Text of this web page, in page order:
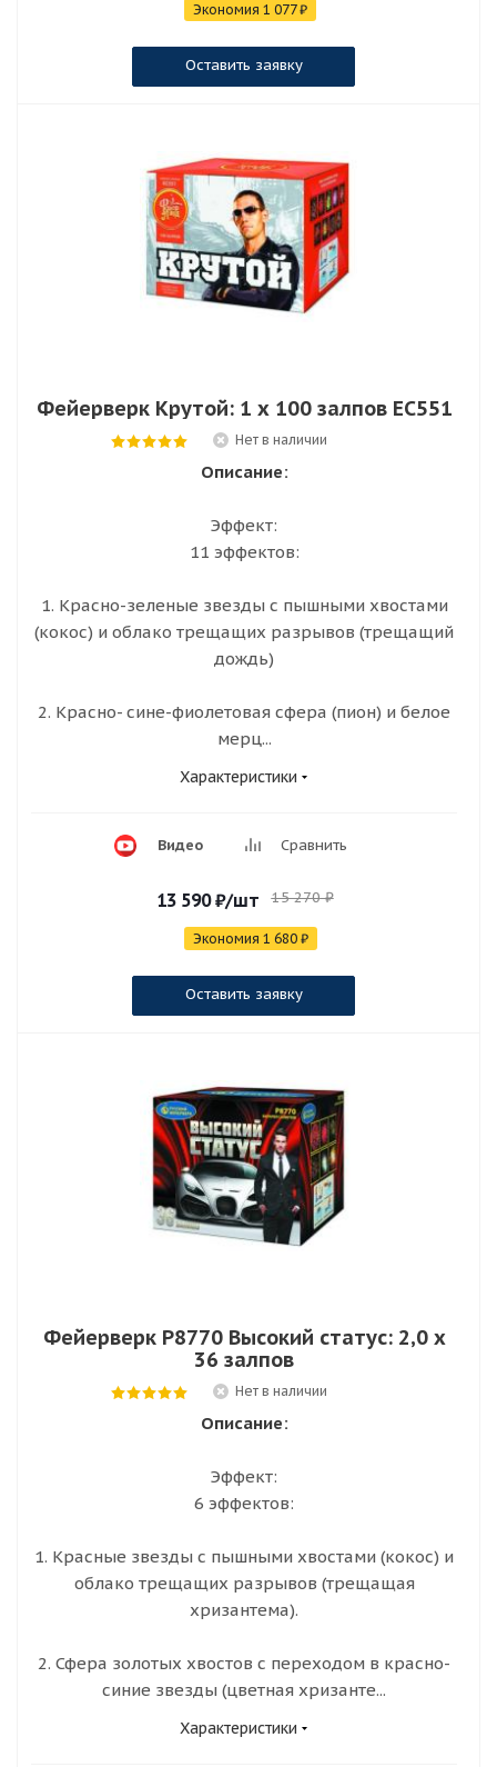
Экономия 1 077₽
Оставить заявку
Фейерверк Крутой: 1 х 100 залпов ЕС551
Нет в наличии
Описание:
Эффект:
11 эффектов:
1. Красно-зеленые звезды с пышными хвостами
(кокос) и облако трещащих разрывов (трещащий
дождь)
2. Красно- сине-фиолетовая сфера (пион) и белое
мерц...
Характеристики
Видео Сравнить
13 590₽/шт 15 270₽
Экономия 1 680₽
Оставить заявку
Фейерверк Р8770 Высокий статус: 2,0 х
36 залпов
Нет в наличии
Описание:
Эффект:
6 эффектов:
1. Красные звезды с пышными хвостами (кокос) и
облако трещащих разрывов (трещащая
хризантема).
2. Сфера золотых хвостов с переходом в красно-
синие звезды (цветная хризанте...
Характеристики